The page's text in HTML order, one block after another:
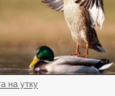
на утку